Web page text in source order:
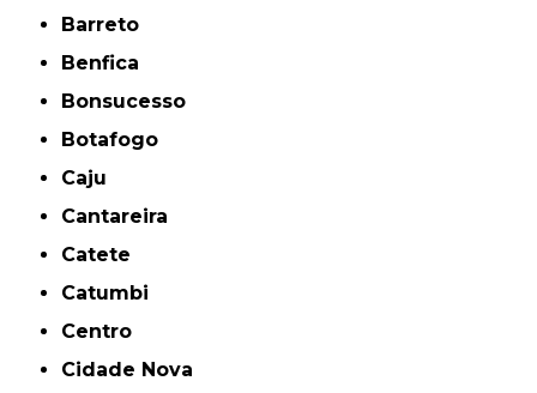
Barreto
Benfica
Bonsucesso
Botafogo
Caju
Cantareira
Catete
Catumbi
Centro
Cidade Nova